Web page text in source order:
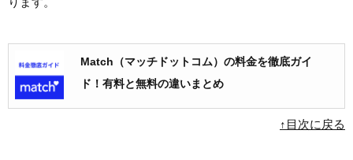
Match（マッチドットコム）の料金を徹底ガイ
ド！有料と無料の違いまとめ
↑目次に戻る